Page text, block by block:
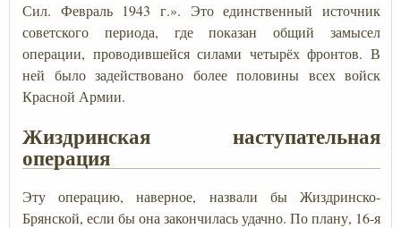
Сил. Февраль 1943 г.». Это единственный источник
советского периода, где показан общий замысел
операции, проводившейся силами четырёх фронтов. В
ней было задействовано более половины всех войск
Красной Армии.
Жиздринская наступательная
операция
Эту операцию, наверное, назвали бы Жиздринско-
Брянской, если бы она закончилась удачно. По плану, 16-я